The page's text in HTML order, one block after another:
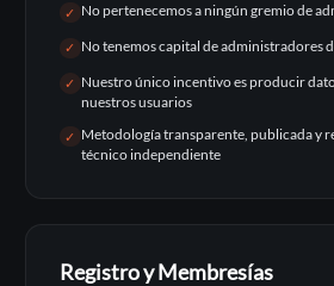
✓ No pertenecemos a ningún gremio de
✓ No tenemos capital de administradores
✓ Nuestro único incentivo es producir
nuestros usuarios
✓ Metodología transparente, publicada y
técnico independiente
Registro y Membresías